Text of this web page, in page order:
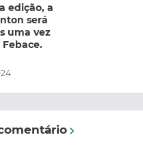
edição, a
será
uma vez